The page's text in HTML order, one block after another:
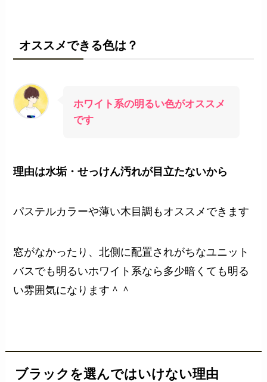
オススメできる色は？
ホワイト系の明るい色がオススメ
です
理由は水垢・せっけん汚れが目立たないから
パステルカラーや薄い木目調もオススメできます
窓がなかったり、北側に配置されがちなユニット
バスでも明るいホワイト系なら多少暗くても明る
い雰囲気になります＾＾
ブラックを選んではいけない理由